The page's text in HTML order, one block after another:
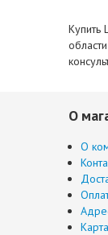
Купить
О
О